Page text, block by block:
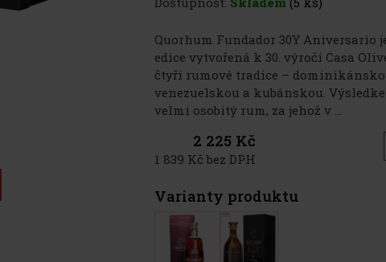
Quorhum Fundador 30Y Aniversario
edice vytvořená k 30. výročí Casa
čtyři rumové tradice –
venezuelskou a kubánskou.
velmi osobitý rum, za jehož v ...
2 225 Kč
1 839 Kč bez DPH
Varianty produktu